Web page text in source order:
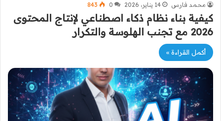
محمد فارس 14 يناير، 2026 0
843
كيفية بناء نظام ذكاء اصطناعي لإنتاج المحتوى
2026 مع تجنب الهلوسة والتكرار
أكمل القراءة »